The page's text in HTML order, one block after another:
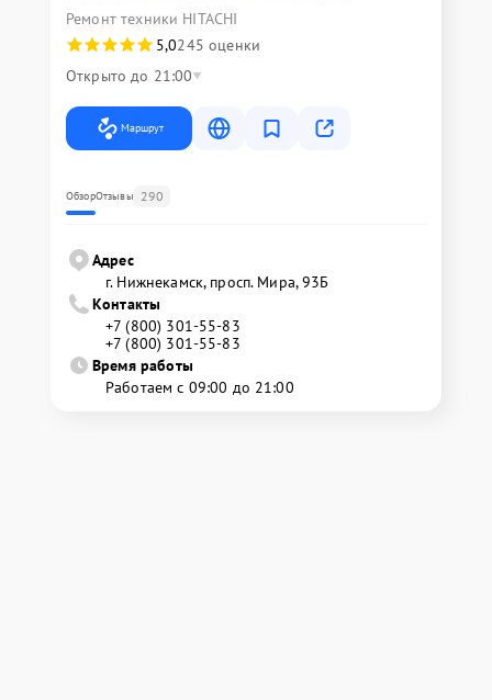
Ремонт техники HITACHI
5,0245 оценки
Открыто до 21:00
Маршрут
ОбзорОтзывы 290
Адрес
г. Нижнекамск, просп. Мира, 93Б
Контакты
+7 (800) 301-55-83
+7 (800) 301-55-83
Время работы
Работаем с 09:00 до 21:00